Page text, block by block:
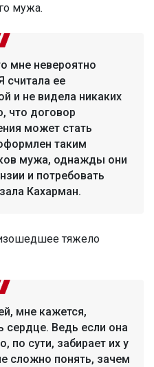
мужа.
мне невероятно
считала ее
и не видела никаких
что договор
может стать
таким
мужа, однажды они
и потребовать
Кахарман.
тяжело
мне кажется,
сердце. Ведь если она
по сути, забирает их у
сложно понять, зачем